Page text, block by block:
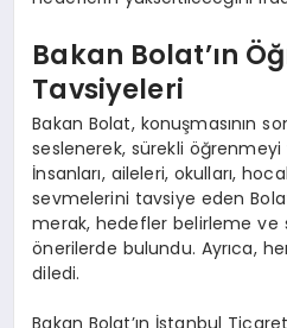
Bakan Bolat’ın
Tavsiyeleri
Bakan Bolat, konuşmasının
seslenerek, sürekli
İnsanları, aileleri, okulları,
sevmelerini tavsiye eden
merak, hedefler belirleme ve
önerilerde bulundu. Ayrıca,
diledi.